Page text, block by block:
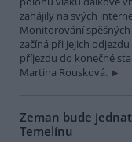
zahájily na svých
Monitorování spěšných
začíná při jejich
příjezdu do konečné
Martina Rousková.
Zeman bude
Temelínu